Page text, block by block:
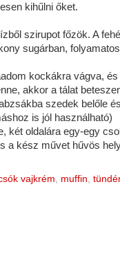
kihűlni őket.
szirupot főzök. A
sugárban,
kockákra vágva,
akkor a tálat
szedek belőle
is jól használható)
két oldalára egy-egy
a kész művet hűvös
vajkrém muffin